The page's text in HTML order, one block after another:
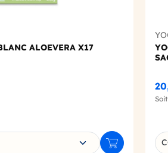
ALOEVERA X17
Ajouter au
Soit